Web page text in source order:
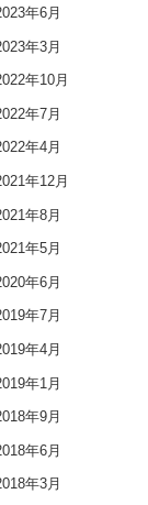
年6月
年3月
年10月
年7月
年4月
年12月
年8月
年5月
年6月
年7月
年4月
年1月
年9月
年6月
年3月